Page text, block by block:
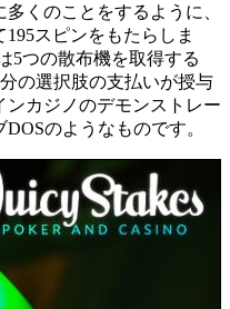
くのことをするように、
スピンをもたらしま
5つの散布機を取得する
の選択肢の支払いが授与
ンカジノのデモンストレー
のようなものです。